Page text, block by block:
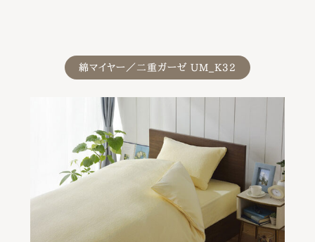
綿マイヤー／二重ガーゼ UM_K32